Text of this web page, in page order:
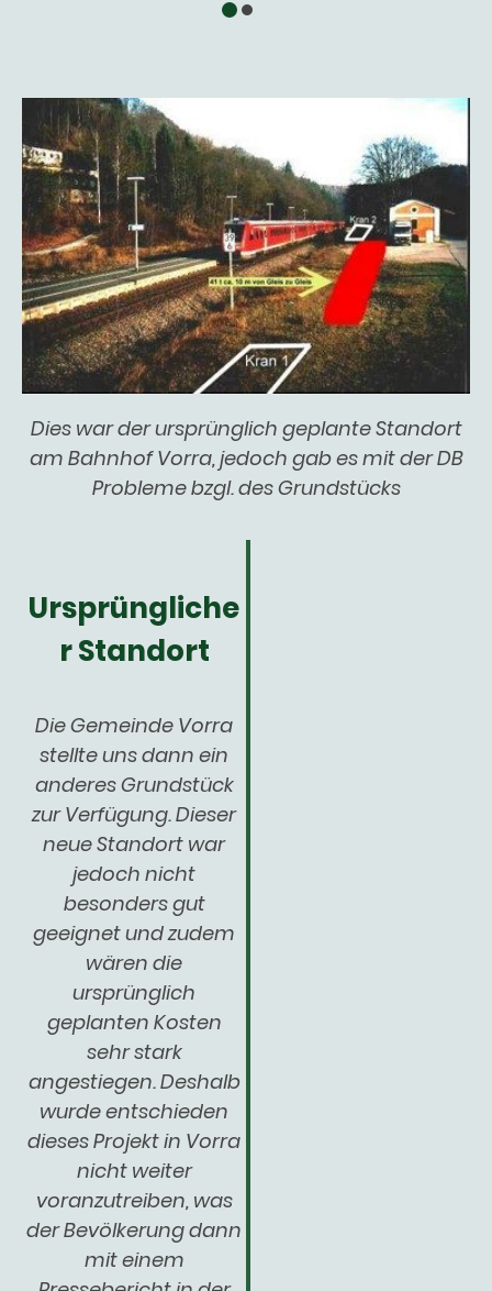
Dies war der ursprünglich geplante Standort
am Bahnhof Vorra, jedoch gab es mit der DB
Probleme bzgl. des Grundstücks
Ursprüngliche
r Standort
Die Gemeinde Vorra
stellte uns dann ein
anderes Grundstück
zur Verfügung. Dieser
neue Standort war
jedoch nicht
besonders gut
geeignet und zudem
wären die
ursprünglich
geplanten Kosten
sehr stark
angestiegen. Deshalb
wurde entschieden
dieses Projekt in Vorra
nicht weiter
voranzutreiben, was
der Bevölkerung dann
mit einem